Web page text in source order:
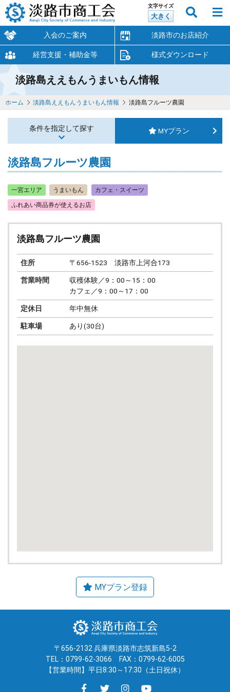
文字サイズ
大きく
入会のご案内 淡路市のお店紹介
経営支援・補助金等 様式ダウンロード
淡路島ええもんうまいもん情報
ホーム 淡路島ええもんうまいもん情報 淡路島フルーツ農園
条件を指定して探す MYプラン
淡路島フルーツ農園
一宮エリア うまいもん
カフェ・スイーツ
ふれあい商品券が使えるお店
淡路島フルーツ農園
住所 〒656-1523 淡路市上河合173
営業時間
収穫体験／9：00～15：00
カフェ／9：00～17：00
定休日 年中無休
駐車場 あり(30台)
〒656-2132 兵庫県淡路市志筑新島5-2
TEL：0799-62-3066
FAX：0799-62-6005
【営業時間】平日8:30～17:30（土日祝休）